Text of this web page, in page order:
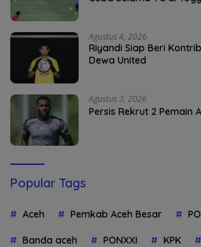
Agustus 4, 2026
Riyandi Siap Beri
Dewa United
Agustus 3, 2026
Persis Rekrut 2 Pemain
Popular Tags
Aceh Pemkab Aceh Besar
Banda aceh PONXXI KPK